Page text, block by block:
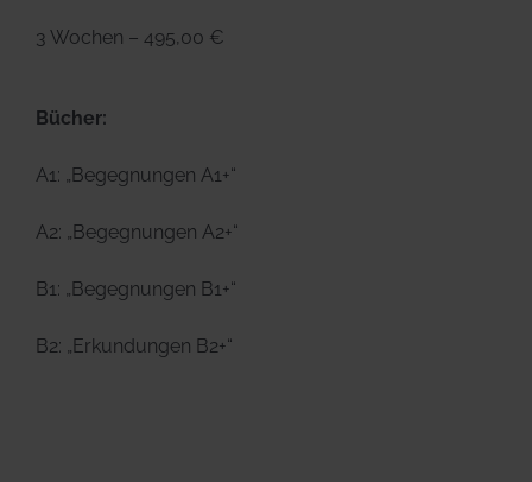
3 Wochen – 495,00 €
Bücher:
A1: „Begegnungen A1+“
A2: „Begegnungen A2+“
B1: „Begegnungen B1+“
B2: „Erkundungen B2+“